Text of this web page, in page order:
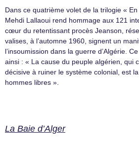
Dans ce quatrième volet de la trilogie «
Mehdi Lallaoui rend hommage aux 121
cœur du retentissant procès Jeanson,
valises, à l’automne 1960, signent un
l’insoumission dans la guerre d’Algérie.
ainsi : « La cause du peuple algérien, qui
décisive à ruiner le système colonial, est
hommes libres ».
La Baie d’Alger